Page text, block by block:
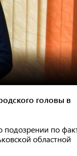
головы в
подозрении по
областной